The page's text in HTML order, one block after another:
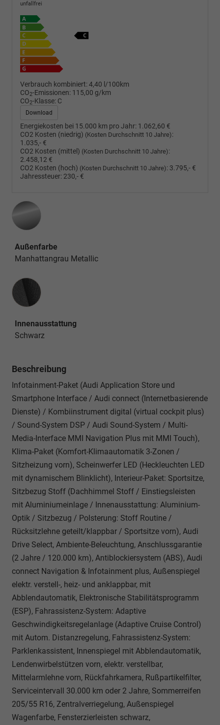
unfallfrei
Verbrauch kombiniert:4,40 l/100km
CO2-Emissionen: 115,00 g/km
CO2-Klasse: C
Download
Energiekosten bei 15.000 km pro Jahr: 1.062,60 €
CO2 Kosten (niedrig) (Kosten Durchschnitt 10 Jahre):
1.035,- €
CO2 Kosten (mittel) (Kosten Durchschnitt 10 Jahre):
2.458,12 €
CO2 Kosten (hoch) (Kosten Durchschnitt 10 Jahre): 3.795,- €
Jahressteuer: 230,- €
Außenfarbe
Manhattangrau Metallic
Innenausstattung
Innenausstattung
Schwarz
Beschreibung
Infotainment-Paket (Audi Application Store und
Smartphone Interface / Audi connect (Internetbasierende
Dienste) / Kombiinstrument digital (virtual cockpit plus)
/ Sound-System DSP / Audi Sound-System / Multi-
Media-Interface MMI Navigation Plus mit MMI Touch),
Klima-Paket (Komfort-Klimaautomatik 3-Zonen /
Sitzheizung vorn), Scheinwerfer LED (Heckleuchten LED
mit dynamischem Blinklicht), Interieur-Paket: Sportsitze,
Sitzbezug Stoff (Dachhimmel Stoff / Einstiegsleisten
mit Aluminiumeinlage / Innenausstattung: Aluminium-
Optik / Sitzbezug / Polsterung: Stoff Routine /
Rücksitzlehne geteilt/klappbar / Sportsitze vorn), Audi
Drive Select, Ambiente-Beleuchtung, Anschlussgarantie
(2 Jahre / 120.000 km), Antiblockiersystem (ABS), Audi
connect Navigation & Infotainment plus, Außenspiegel
elektr. verstell-, heiz- und anklappbar, mit
Abblendautomatik, Elektronische Stabilitätsprogramm
(ESP), Fahrassistenz-System: Adaptive
Geschwindigkeitsregelanlage (Adaptive Cruise Control)
mit Autom. Distanzregelung, Fahrassistenz-System:
Parklenkassistent, Innenspiegel mit Abblendautomatik,
Lendenwirbelstützen vorn, elektr. verstellbar,
Mittelarmlehne vorn, Rückfahrkamera, Rußpartikelfilter,
Serviceintervall 30.000 km oder 2 Jahre, Sommerreifen
205/55 R16, Zentralverriegelung, Außenspiegel
Wagenfarbe, Fensterzierleisten schwarz,